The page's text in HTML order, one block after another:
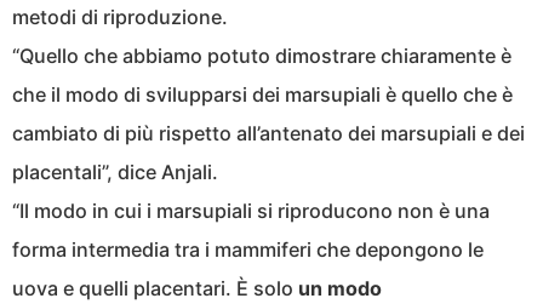
metodi di riproduzione.
“Quello che abbiamo potuto dimostrare chiaramente è
che il modo di svilupparsi dei marsupiali è quello che è
cambiato di più rispetto all’antenato dei marsupiali e dei
placentali”, dice Anjali.
“Il modo in cui i marsupiali si riproducono non è una
forma intermedia tra i mammiferi che depongono le
uova e quelli placentari. È solo un modo